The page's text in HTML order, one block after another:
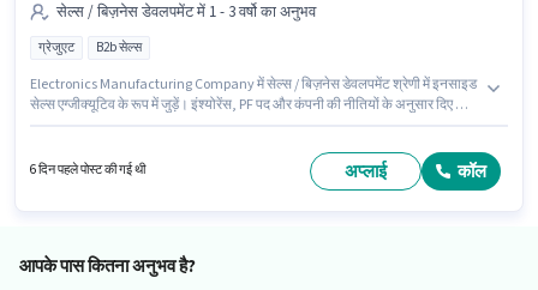
सेल्स / बिज़नेस डेवलपमेंट में 1 - 3 वर्षो का अनुभव
ग्रेजुएट B2b सेल्स
Electronics Manufacturing Company में सेल्स / बिज़नेस डेवलपमेंट श्रेणी में इनसाइड
सेल्स एग्जीक्यूटिव के रूप में जुड़ें। इंश्योरेंस, PF पद और कंपनी की नीतियों के अनुसार दिए जा
भूमिका 1 - 3 वर्षो वर्ष के अनुभव वाले के लिए खुली है, मासिक वेतन ₹40000 रहेगा।
6 दिन पहले पोस्ट की गई थी अप्लाई कॉल
आपके पास कितना अनुभव है?